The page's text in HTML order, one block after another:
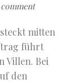
comment
mitten
führt
Villen. Bei
den